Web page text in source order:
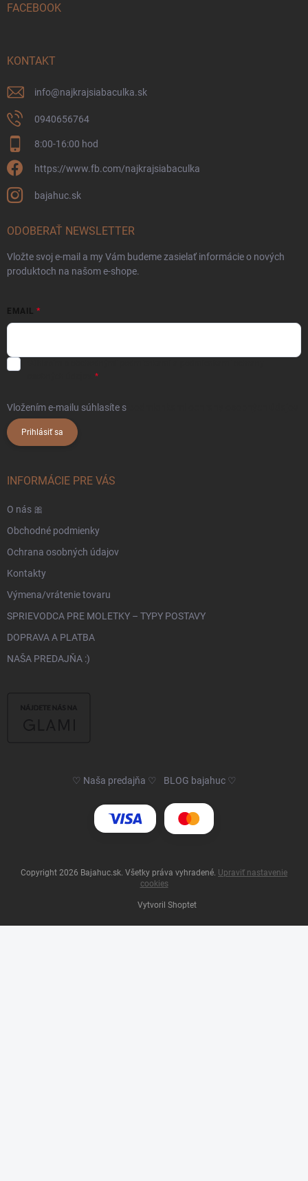
FACEBOOK
KONTAKT
info@najkrajsiabaculka.sk
0940656764
8:00-16:00 hod
https://www.fb.com/najkrajsiabaculka
bajahuc.sk
ODOBERAŤ NEWSLETTER
Vložte svoj e-mail a my Vám budeme zasielať informácie o nových
produktoch na našom e-shope.
EMAIL
Vložením e-mailu súhlasíte s
Prihlásiť sa
INFORMÁCIE PRE VÁS
O nás 🎀
Obchodné podmienky
Ochrana osobných údajov
Kontakty
Výmena/vrátenie tovaru
SPRIEVODCA PRE MOLETKY – TYPY POSTAVY
DOPRAVA A PLATBA
NAŠA PREDAJŇA :)
♡ Naša predajňa ♡ BLOG bajahuc ♡
Vytvoril Shoptet
Copyright 2026 Bajahuc.sk . Všetky práva vyhradené. Upraviť nastavenie
cookies